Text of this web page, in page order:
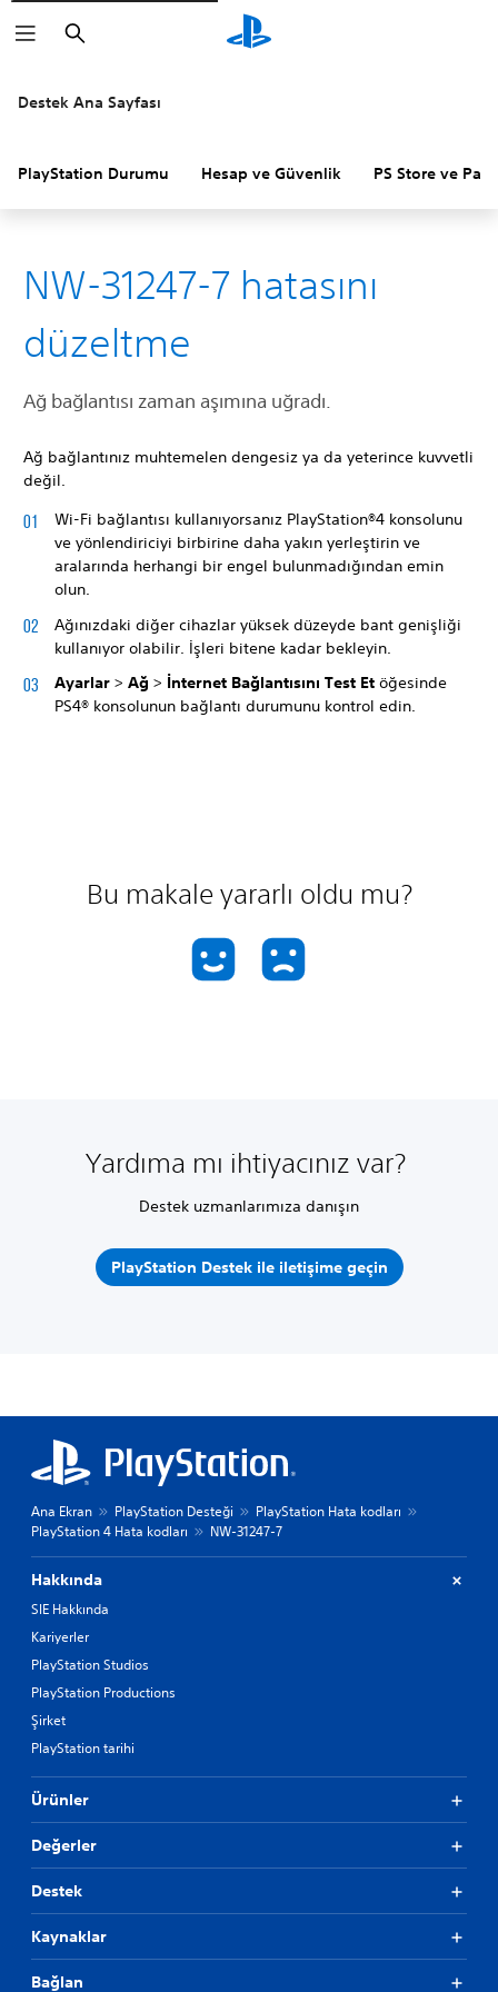
Arama
Destek Ana Sayfası
PlayStation Durumu Hesap ve Güvenlik PS Store ve
NW-31247-7 hatasını
düzeltme
Ağ bağlantısı zaman aşımına uğradı.
Ağ bağlantınız muhtemelen dengesiz ya da yeterince kuvvetli
değil.
Wi-Fi bağlantısı kullanıyorsanız PlayStation®4 konsolunu
ve yönlendiriciyi birbirine daha yakın yerleştirin ve
aralarında herhangi bir engel bulunmadığından emin
olun.
Ağınızdaki diğer cihazlar yüksek düzeyde bant genişliği
kullanıyor olabilir. İşleri bitene kadar bekleyin.
Ayarlar > Ağ > İnternet Bağlantısını Test Et öğesinde
PS4® konsolunun bağlantı durumunu kontrol edin.
Bu makale yararlı oldu mu?
Yardıma mı ihtiyacınız var?
Destek uzmanlarımıza danışın
PlayStation Destek ile iletişime geçin
Ana Ekran PlayStation Desteği
PlayStation Hata kodları
PlayStation 4 Hata kodları
NW-31247-7
Hakkında
SIE Hakkında
Kariyerler
PlayStation Studios
PlayStation Productions
Şirket
PlayStation tarihi
Ürünler
Değerler
Destek
Kaynaklar
Bağlan